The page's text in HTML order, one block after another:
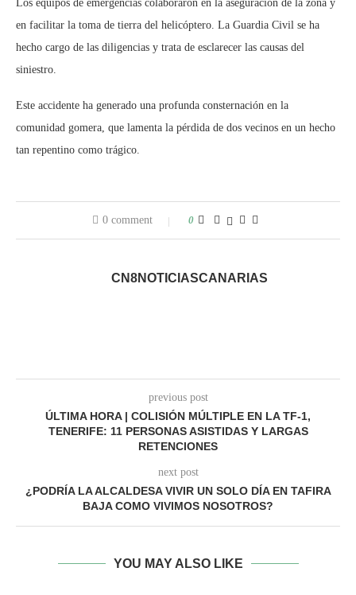
Los equipos de emergencias colaboraron en la aseguración de la zona y
en facilitar la toma de tierra del helicóptero. La Guardia Civil se ha
hecho cargo de las diligencias y trata de esclarecer las causas del
siniestro.
Este accidente ha generado una profunda consternación en la
comunidad gomera, que lamenta la pérdida de dos vecinos en un hecho
tan repentino como trágico.
0 comment 0
CN8NOTICIASCANARIAS
previous post
ÚLTIMA HORA | COLISIÓN MÚLTIPLE EN LA TF-1,
TENERIFE: 11 PERSONAS ASISTIDAS Y LARGAS
RETENCIONES
next post
¿PODRÍA LA ALCALDESA VIVIR UN SOLO DÍA EN TAFIRA
BAJA COMO VIVIMOS NOSOTROS?
YOU MAY ALSO LIKE